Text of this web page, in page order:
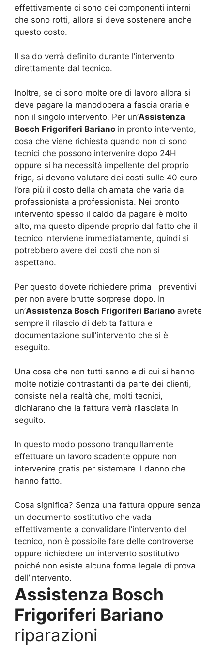
effettivamente ci sono dei componenti interni
che sono rotti, allora si deve sostenere anche
questo costo.
Il saldo verrà definito durante l’intervento
direttamente dal tecnico.
Inoltre, se ci sono molte ore di lavoro allora si
deve pagare la manodopera a fascia oraria e
non il singolo intervento. Per un’Assistenza
Bosch Frigoriferi Bariano in pronto intervento,
cosa che viene richiesta quando non ci sono
tecnici che possono intervenire dopo 24H
oppure si ha necessità impellente del proprio
frigo, si devono valutare dei costi sulle 40 euro
l’ora più il costo della chiamata che varia da
professionista a professionista. Nei pronto
intervento spesso il caldo da pagare è molto
alto, ma questo dipende proprio dal fatto che il
tecnico interviene immediatamente, quindi si
potrebbero avere dei costi che non si
aspettano.
Per questo dovete richiedere prima i preventivi
per non avere brutte sorprese dopo. In
un’Assistenza Bosch Frigoriferi Bariano avrete
sempre il rilascio di debita fattura e
documentazione sull’intervento che si è
eseguito.
Una cosa che non tutti sanno e di cui si hanno
molte notizie contrastanti da parte dei clienti,
consiste nella realtà che, molti tecnici,
dichiarano che la fattura verrà rilasciata in
seguito.
In questo modo possono tranquillamente
effettuare un lavoro scadente oppure non
intervenire gratis per sistemare il danno che
hanno fatto.
Cosa significa? Senza una fattura oppure senza
un documento sostitutivo che vada
effettivamente a convalidare l’intervento del
tecnico, non è possibile fare delle controverse
oppure richiedere un intervento sostitutivo
poiché non esiste alcuna forma legale di prova
dell’intervento.
Assistenza Bosch
Frigoriferi Bariano
riparazioni